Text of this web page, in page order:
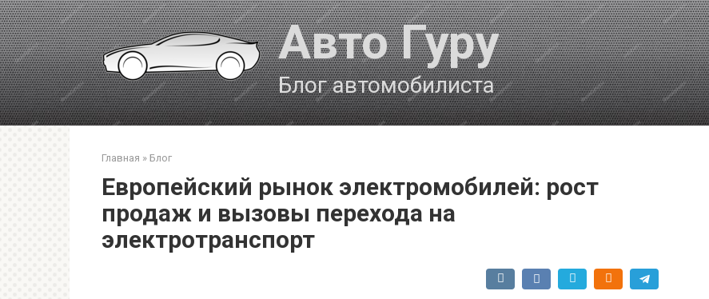
Перейти
к
контенту
Авто Гуру
Блог автомобилиста
Главная » Блог
Европейский рынок электромобилей: рост
продаж и вызовы перехода на
электротранспорт